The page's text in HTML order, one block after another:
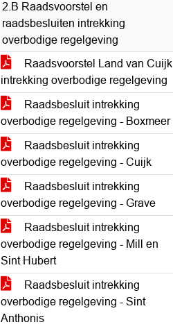
2.B Raadsvoorstel en
raadsbesluiten intrekking
overbodige regelgeving
Raadsvoorstel Land van Cuijk
intrekking overbodige regelgeving
Raadsbesluit intrekking
overbodige regelgeving - Boxmeer
Raadsbesluit intrekking
overbodige regelgeving - Cuijk
Raadsbesluit intrekking
overbodige regelgeving - Grave
Raadsbesluit intrekking
overbodige regelgeving - Mill en
Sint Hubert
Raadsbesluit intrekking
overbodige regelgeving - Sint
Anthonis